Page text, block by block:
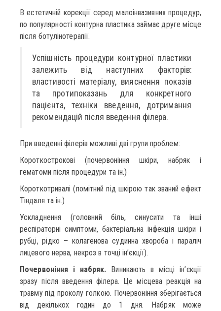
В естетичній корекції серед малоінвазивних процедур,
по популярності контурна пластика займає друге місце
після ботулінотерапії.
Успішність процедури контурної пластики
залежить від наступних факторів:
властивості матеріалу, вияснення показів
та протипоказань для конкретного
пацієнта, техніки введення, дотримання
рекомендацій після введення філера.
При введенні філерів можливі дві групи проблем:
Короткострокові (почервоніння шкіри, набряк і
гематоми після процедури та ін.)
Короткотривалі (помітний під шкірою так званий ефект
Тіндаля та ін.)
Ускладнення (головний біль, синусити та інші
респіраторні симптоми, бактеріальна інфекція шкіри і
рубці, рідко – колагенова судинна хвороба і параліч
лицевого нерва, некроз в точці ін’єкції).
Почервоніння і набряк. Виникають в місці ін’єкції
зразу після введення філера. Це місцева реакція на
травму під проколу голкою. Почервоніння зберігається
від декількох годин до 1 дня. Набряк може